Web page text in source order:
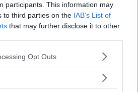
participants. This information may
to third parties on the IAB’s List of
that may further disclose it to other
app uses one or more Google
usage behaviour. You may click to
Opt Outs